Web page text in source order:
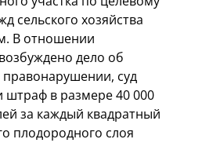
сельского хозяйства
В отношении
дело об
суд
штраф в размере 40 000
за каждый квадратный
плодородного слоя